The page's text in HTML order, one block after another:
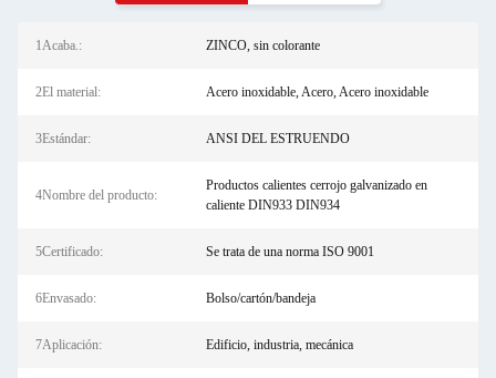
1Acaba.: ZINCO, sin colorante
2El material: Acero inoxidable, Acero, Acero inoxidable
3Estándar: ANSI DEL ESTRUENDO
4Nombre del producto:
Productos calientes cerrojo galvanizado en
caliente DIN933 DIN934
5Certificado: Se trata de una norma ISO 9001
6Envasado: Bolso/cartón/bandeja
7Aplicación: Edificio, industria, mecánica